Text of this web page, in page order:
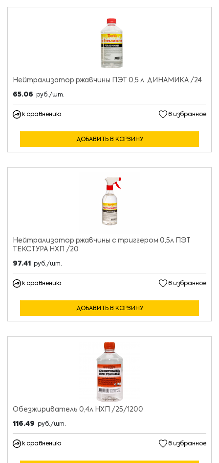
Нейтрализатор ржавчины ПЭТ 0,5 л. ДИНАМИКА /24
65.06 руб./шт.
к сравнению в избранное
ДОБАВИТЬ В КОРЗИНУ
Нейтрализатор ржавчины с триггером 0,5л ПЭТ
ТЕКСТУРА НХП /20
97.41 руб./шт.
к сравнению в избранное
ДОБАВИТЬ В КОРЗИНУ
Обезжириватель 0,4л НХП /25/1200
116.49 руб./шт.
к сравнению в избранное